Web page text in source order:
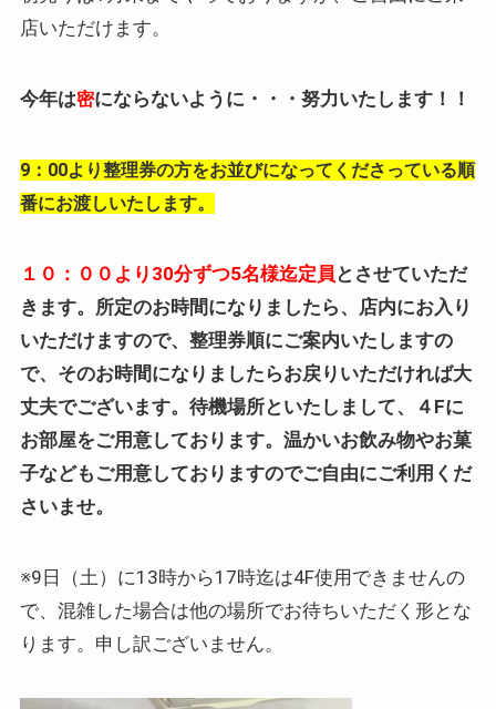
店いただけます。
今年は密にならないように・・・努力いたします！！
9：00より整理券の方をお並びになってくださっている順
番にお渡しいたします。
１０：００より30分ずつ5名様迄定員 とさせていただ
きます。所定のお時間になりましたら、店内にお入り
いただけますので、整理券順にご案内いたしますの
で、そのお時間になりましたらお戻りいただければ大
丈夫でございます。待機場所といたしまして、４Fに
お部屋をご用意しております。温かいお飲み物やお菓
子などもご用意しておりますのでご自由にご利用くだ
さいませ。
※9日（土）に13時から17時迄は4F使用できませんの
で、混雑した場合は他の場所でお待ちいただく形とな
ります。申し訳ございません。